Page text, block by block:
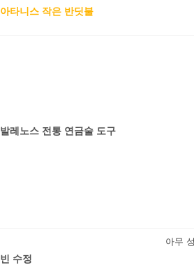
아타니스 작은 반딧불
발레노스 전통 연금술 도구
빈 수정
아무